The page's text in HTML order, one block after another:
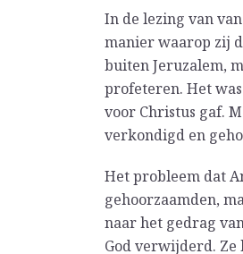
In de lezing van
manier waarop zij
buiten Jeruzalem,
profeteren. Het
voor Christus gaf.
verkondigd en
Het probleem dat
gehoorzaamden,
naar het gedrag
God verwijderd. Ze